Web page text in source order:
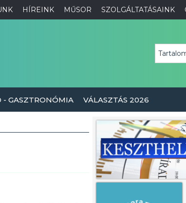
HÍREINK MŰSOR SZOLGÁLTATÁSAINK
- GASZTRONÓMIA VÁLASZTÁS 2026